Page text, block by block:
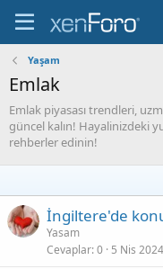
Yaşam
Emlak
Emlak piyasası trendleri,
güncel kalın! Hayalinizdeki
rehberler edinin!
İngiltere'de
Yasam
Cevaplar 0 5 Nis 2024